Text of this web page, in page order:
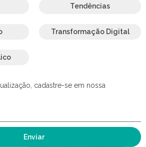
Tendências
Transformação Digital
cadastre-se em nossa
Enviar